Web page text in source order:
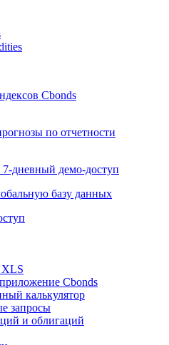
ставок
Cbonds
7-дневный
базу данных
XLS
Cbonds